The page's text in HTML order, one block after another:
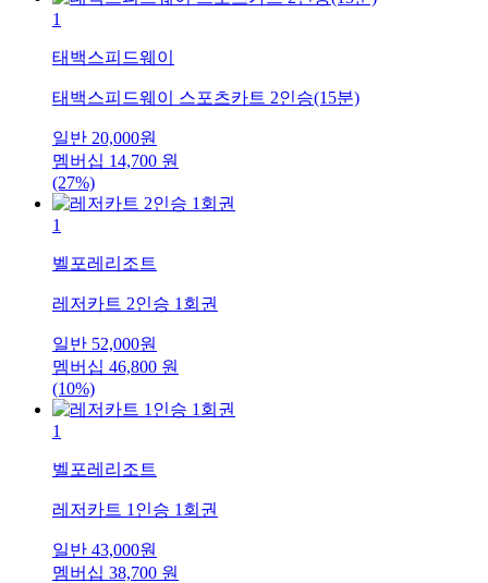
1
태백스피드웨이
태백스피드웨이 스포츠카트 2인승(15분)
일반 20,000원
멤버십 14,700 원
(27%)
1
벨포레리조트
레저카트 2인승 1회권
일반 52,000원
멤버십 46,800 원
(10%)
1
벨포레리조트
레저카트 1인승 1회권
일반 43,000원
멤버십 38,700 원